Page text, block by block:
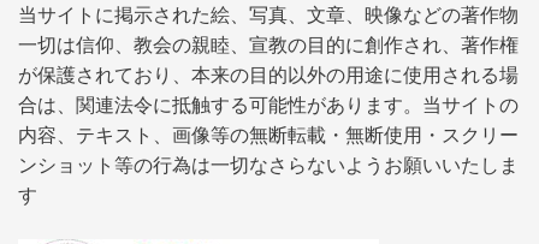
当サイトに掲示された絵、写真、文章、映像などの著作物
一切は信仰、教会の親睦、宣教の目的に創作され、著作権
が保護されており、本来の目的以外の用途に使用される場
合は、関連法令に抵触する可能性があります。当サイトの
内容、テキスト、画像等の無断転載・無断使用・スクリー
ンショット等の行為は一切なさらないようお願いいたしま
す